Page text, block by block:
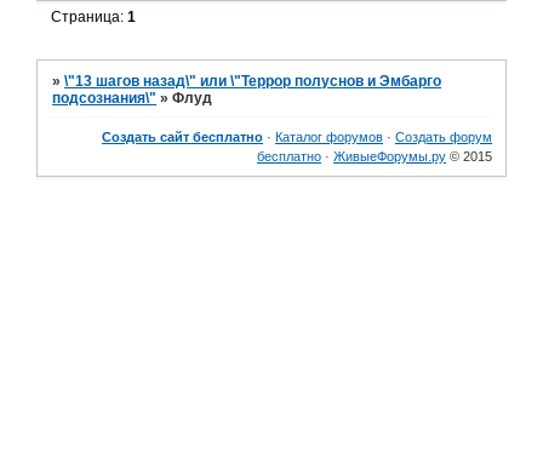
Страница:1
»\"13 шагов назад\" или \"Террор полуснов и Эмбарго
подсознания\" »Флуд
Создать сайт бесплатно · Каталог форумов · Создать форум
бесплатно · ЖивыеФорумы.ру © 2015